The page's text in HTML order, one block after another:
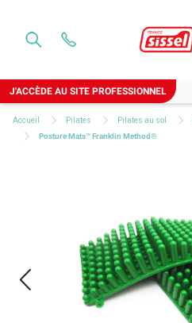
J'ACCÈDE AU SITE PROFESSIONNEL
Accueil Pilates Pilates au sol
Posture Mats™ Franklin Method®